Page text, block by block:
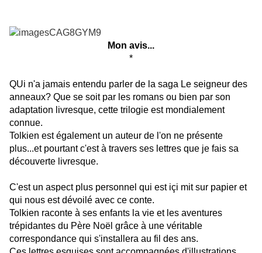
Mon avis...
*
QUi n'a jamais entendu parler de la saga Le seigneur des
anneaux? Que se soit par les romans ou bien par son
adaptation livresque, cette trilogie est mondialement
connue.
Tolkien est également un auteur de l'on ne présente
plus...et pourtant c'est à travers ses lettres que je fais sa
découverte livresque.
C'est un aspect plus personnel qui est içi mit sur papier et
qui nous est dévoilé avec ce conte.
Tolkien raconte à ses enfants la vie et les aventures
trépidantes du Père Noël grâce à une véritable
correspondance qui s'installera au fil des ans.